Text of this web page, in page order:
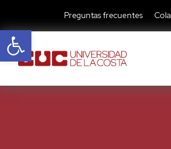
Abrir barra de
Preguntas frecuentes